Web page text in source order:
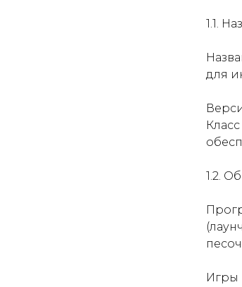
1.1.
для
1.2.
Игры